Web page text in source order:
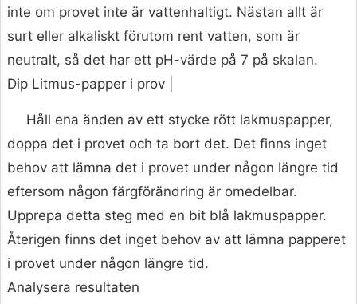
inte om provet inte är vattenhaltigt. Nästan allt är
surt eller alkaliskt förutom rent vatten, som är
neutralt, så det har ett pH-värde på 7 på skalan.
Dip Litmus-papper i prov |
Håll ena änden av ett stycke rött lakmuspapper,
doppa det i provet och ta bort det. Det finns inget
behov att lämna det i provet under någon längre tid
eftersom någon färgförändring är omedelbar.
Upprepa detta steg med en bit blå lakmuspapper.
Återigen finns det inget behov av att lämna papperet
i provet under någon längre tid.
Analysera resultaten